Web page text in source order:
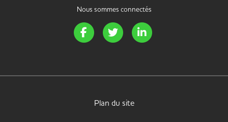
Nous sommes connectés
Page Facebook de Handi Energie
Page Twitter de Handi Energie
Plan du site